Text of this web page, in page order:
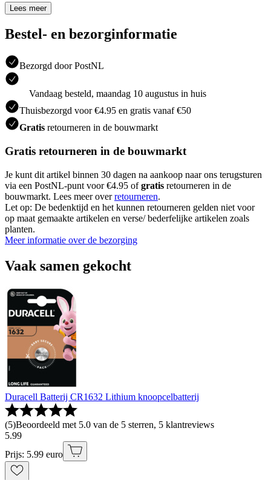
Lees meer
Bestel- en bezorginformatie
Bezorgd door PostNL
Vandaag besteld, maandag 10 augustus in huis
Thuisbezorgd voor €4.95 en gratis vanaf €50
Gratis retourneren in de bouwmarkt
Gratis retourneren in de bouwmarkt
Je kunt dit artikel binnen 30 dagen na aankoop naar ons terugsturen
via een PostNL-punt voor €4.95 ofgratis retourneren in de
bouwmarkt. Lees meer overretourneren.
Let op: De bedenktijd en het kunnen retourneren gelden niet voor
op maat gemaakte artikelen en verse/ bederfelijke artikelen zoals
planten.
Meer informatie over de bezorging
Vaak samen gekocht
Duracell Batterij CR1632 Lithium knoopcelbatterij
(5)Beoordeeld met 5.0 van de 5 sterren, 5 klantreviews
5.99
Prijs: 5.99 euro